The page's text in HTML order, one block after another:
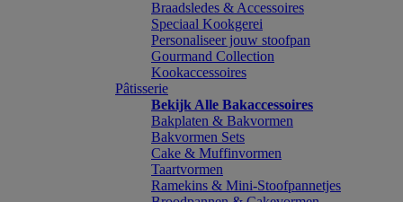
Braadsledes & Accessoires
Speciaal Kookgerei
Personaliseer jouw stoofpan
Gourmand Collection
Kookaccessoires
Pâtisserie
Bekijk Alle Bakaccessoires
Bakplaten & Bakvormen
Bakvormen Sets
Cake & Muffinvormen
Taartvormen
Ramekins & Mini-Stoofpannetjes